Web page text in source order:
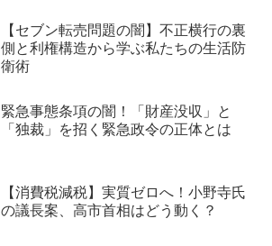
【セブン転売問題の闇】不正横行の裏
側と利権構造から学ぶ私たちの生活防
衛術
緊急事態条項の闇！「財産没収」と
「独裁」を招く緊急政令の正体とは
【消費税減税】実質ゼロへ！小野寺氏
の議長案、高市首相はどう動く？